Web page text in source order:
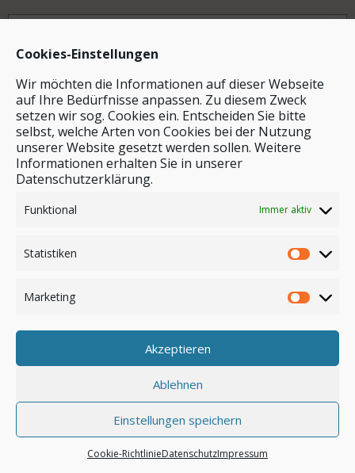
Cookies-Einstellungen
Wir möchten die Informationen auf dieser Webseite
auf Ihre Bedürfnisse anpassen. Zu diesem Zweck
setzen wir sog. Cookies ein. Entscheiden Sie bitte
selbst, welche Arten von Cookies bei der Nutzung
unserer Website gesetzt werden sollen. Weitere
Informationen erhalten Sie in unserer
Datenschutzerklärung.
Funktional Immer aktiv
Statistiken
Marketing
Akzeptieren
Ablehnen
Einstellungen speichern
Cookie-RichtlinieDatenschutzImpressum
Archiv
Stichwortsuche
Anmelden
© by safar-reiseblog.de